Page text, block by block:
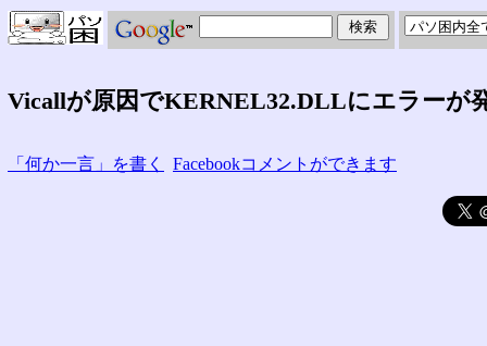
Vicallが原因でKERNEL32.DLLにエラーが
「何か一言」を書く Facebookコメントができます